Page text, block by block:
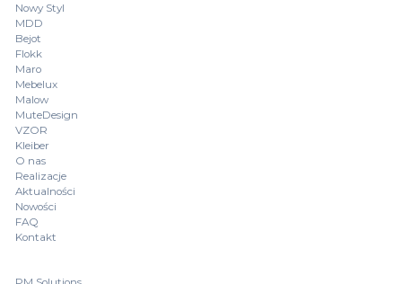
Nowy Styl
MDD
Bejot
Flokk
Maro
Mebelux
Malow
MuteDesign
VZOR
Kleiber
O nas
Realizacje
Aktualności
Nowości
FAQ
Kontakt